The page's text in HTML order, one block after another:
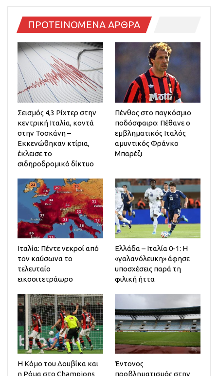
ΠΡΟΤΕΙΝΟΜΕΝΑ ΑΡΘΡΑ
Σεισμός 4,3 Ρίχτερ στην
κεντρική Ιταλία, κοντά
στην Τοσκάνη –
Εκκενώθηκαν κτίρια,
έκλεισε το
σιδηροδρομικό δίκτυο
Πένθος στο παγκόσμιο
ποδόσφαιρο: Πέθανε ο
εμβληματικός Ιταλός
αμυντικός Φράνκο
Μπαρέζι
Ιταλία: Πέντε νεκροί από
τον καύσωνα το
τελευταίο
εικοσιτετράωρο
Ελλάδα – Ιταλία 0-1: Η
«γαλανόλευκη» άφησε
υποσχέσεις παρά τη
φιλική ήττα
Η Κόμο του Δουβίκα και
η Ρόμα στο Champions
Έντονος
προβληματισμός στην